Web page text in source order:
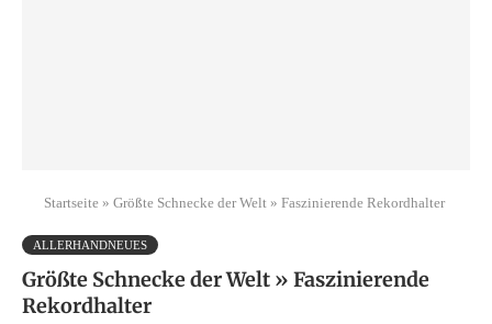
Startseite » Größte Schnecke der Welt » Faszinierende Rekordhalter
ALLERHANDNEUES
Größte Schnecke der Welt » Faszinierende
Rekordhalter